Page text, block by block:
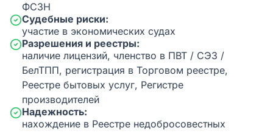
ФСЗН
Судебные риски:
участие в экономических судах
Разрешения и реестры:
наличие лицензий, членство в ПВТ / СЭЗ /
БелТПП, регистрация в Торговом реестре,
Реестре бытовых услуг, Регистре
производителей
Надежность:
нахождение в Реестре недобросовестных